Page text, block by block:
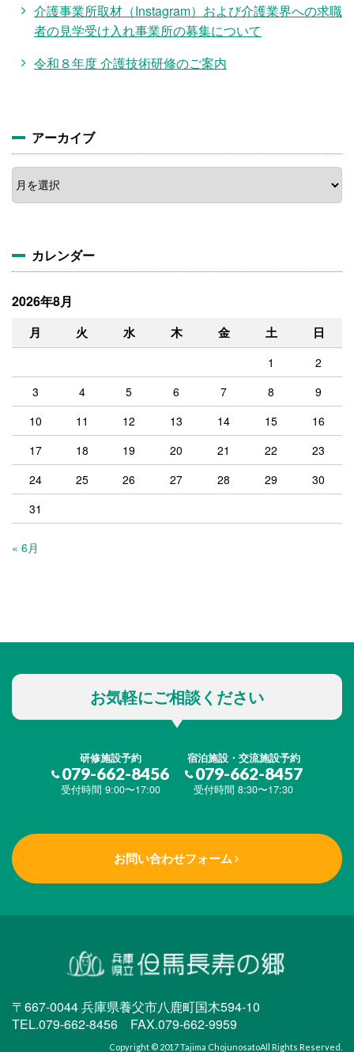
介護事業所取材（Instagram）および介護業界への求職
者の見学受け入れ事業所の募集について
令和８年度 介護技術研修のご案内
アーカイブ
ア
ー
カ
カレンダー
2026年8月
月 火 水 木 金 土 日
1
2
3
4 5 6 7 8
9
10
11 12 13 14 15
16
17
18 19 20 21 22
23
24
25 26 27 28 29
30
31
« 6月
お気軽にご相談ください
研修施設予約
079-662-8456
受付時間 9:00〜17:00
宿泊施設・交流施設予約
079-662-8457
受付時間 8:30〜17:30
お問い合わせフォーム
〒667-0044 兵庫県養父市八鹿町国木594-10
TEL.079-662-8456 FAX.079-662-9959
Copyright © 2017Tajima ChojunosatoAll Rights Reserved.